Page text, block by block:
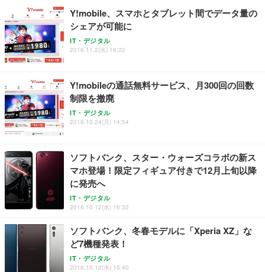
Y!mobile、スマホとタブレット間でデータ量の
シェアが可能に
IT・デジタル
2016.11.2(水) 16:22
Y!mobileの通話無料サービス、月300回の回数
制限を撤廃
IT・デジタル
2016.10.24(月) 14:54
ソフトバンク、スター・ウォーズコラボの新ス
マホ登場！限定フィギュア付きで12月上旬以降
に発売へ
IT・デジタル
2016.10.12(水) 16:32
ソフトバンク、冬春モデルに「Xperia XZ」な
ど7機種発表！
IT・デジタル
2016.10.12(水) 15:40